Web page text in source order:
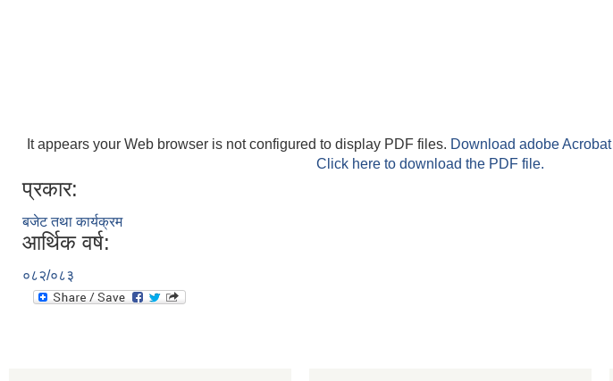
It appears your Web browser is not configured to display PDF files. Download adobe Acrobat
Click here to download the PDF file.
प्रकार:
बजेट तथा कार्यक्रम
आर्थिक वर्ष:
०८२/०८३